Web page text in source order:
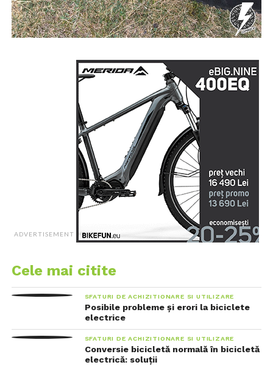
ADVERTISEMENT
Cele mai citite
SFATURI DE ACHIZITIONARE SI UTILIZARE
Posibile probleme și erori la biciclete
electrice
SFATURI DE ACHIZITIONARE SI UTILIZARE
Conversie bicicletă normală în bicicletă
electrică: soluții